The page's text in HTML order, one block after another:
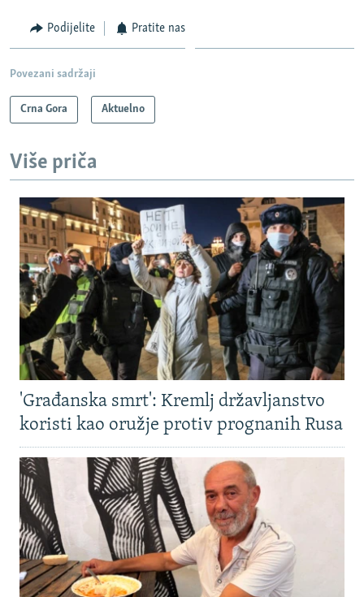
Podijelite Pratite nas
Povezani sadržaji
Crna Gora Aktuelno
Više priča
'Građanska smrt': Kremlj državljanstvo
koristi kao oružje protiv prognanih Rusa